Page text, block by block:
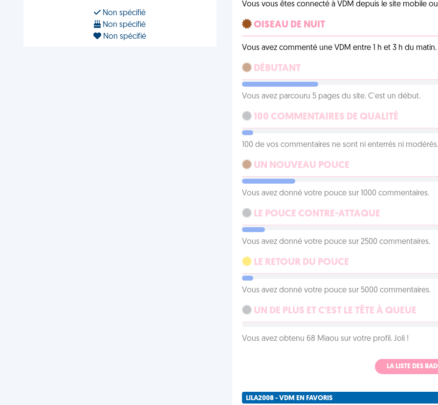
Non spécifié
Non spécifié
Non spécifié
Vous vous êtes connecté à VDM depuis le site mobile
OISEAU DE NUIT
Vous avez commenté une VDM entre 1 h et 3 h du matin.
DÉBUTANT
Vous avez parcouru 5 pages du site. C'est un début.
100 COMMENTAIRES DE QUALITÉ
100 de vos commentaires ne sont ni enterrés ni
UN NOUVEAU POUCE
Vous avez donné votre pouce sur 1000 commentaires.
LE POUCE CONTRE-ATTAQUE
Vous avez donné votre pouce sur 2500 commentaires.
LE RETOUR DU POUCE
Vous avez donné votre pouce sur 5000 commentaires.
UN DE PLUS ET C'EST LE TÊTE À QUEUE
Vous avez obtenu 68 Miaou sur votre profil. Joli !
LA LISTE DES
LILA2008 - VDM EN FAVORIS